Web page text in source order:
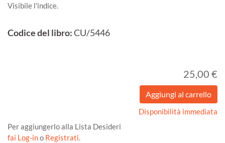
Visibile l'indice.
Codice del libro:CU/5446
25,00 €
Disponibilità immediata
Per aggiungerlo alla Lista Desideri
fai Log-ino Registrati.